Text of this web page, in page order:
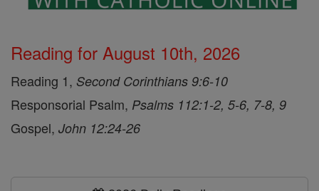
Reading for August 10th, 2026
Reading 1, Second Corinthians 9:6-10
Responsorial Psalm, Psalms 112:1-2, 5-6, 7-8, 9
Gospel, John 12:24-26